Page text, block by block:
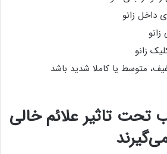
داخل زانو
زانو
متوسط ​​یا کاملا شدید باشد
تحت تاثیر علائم خالی